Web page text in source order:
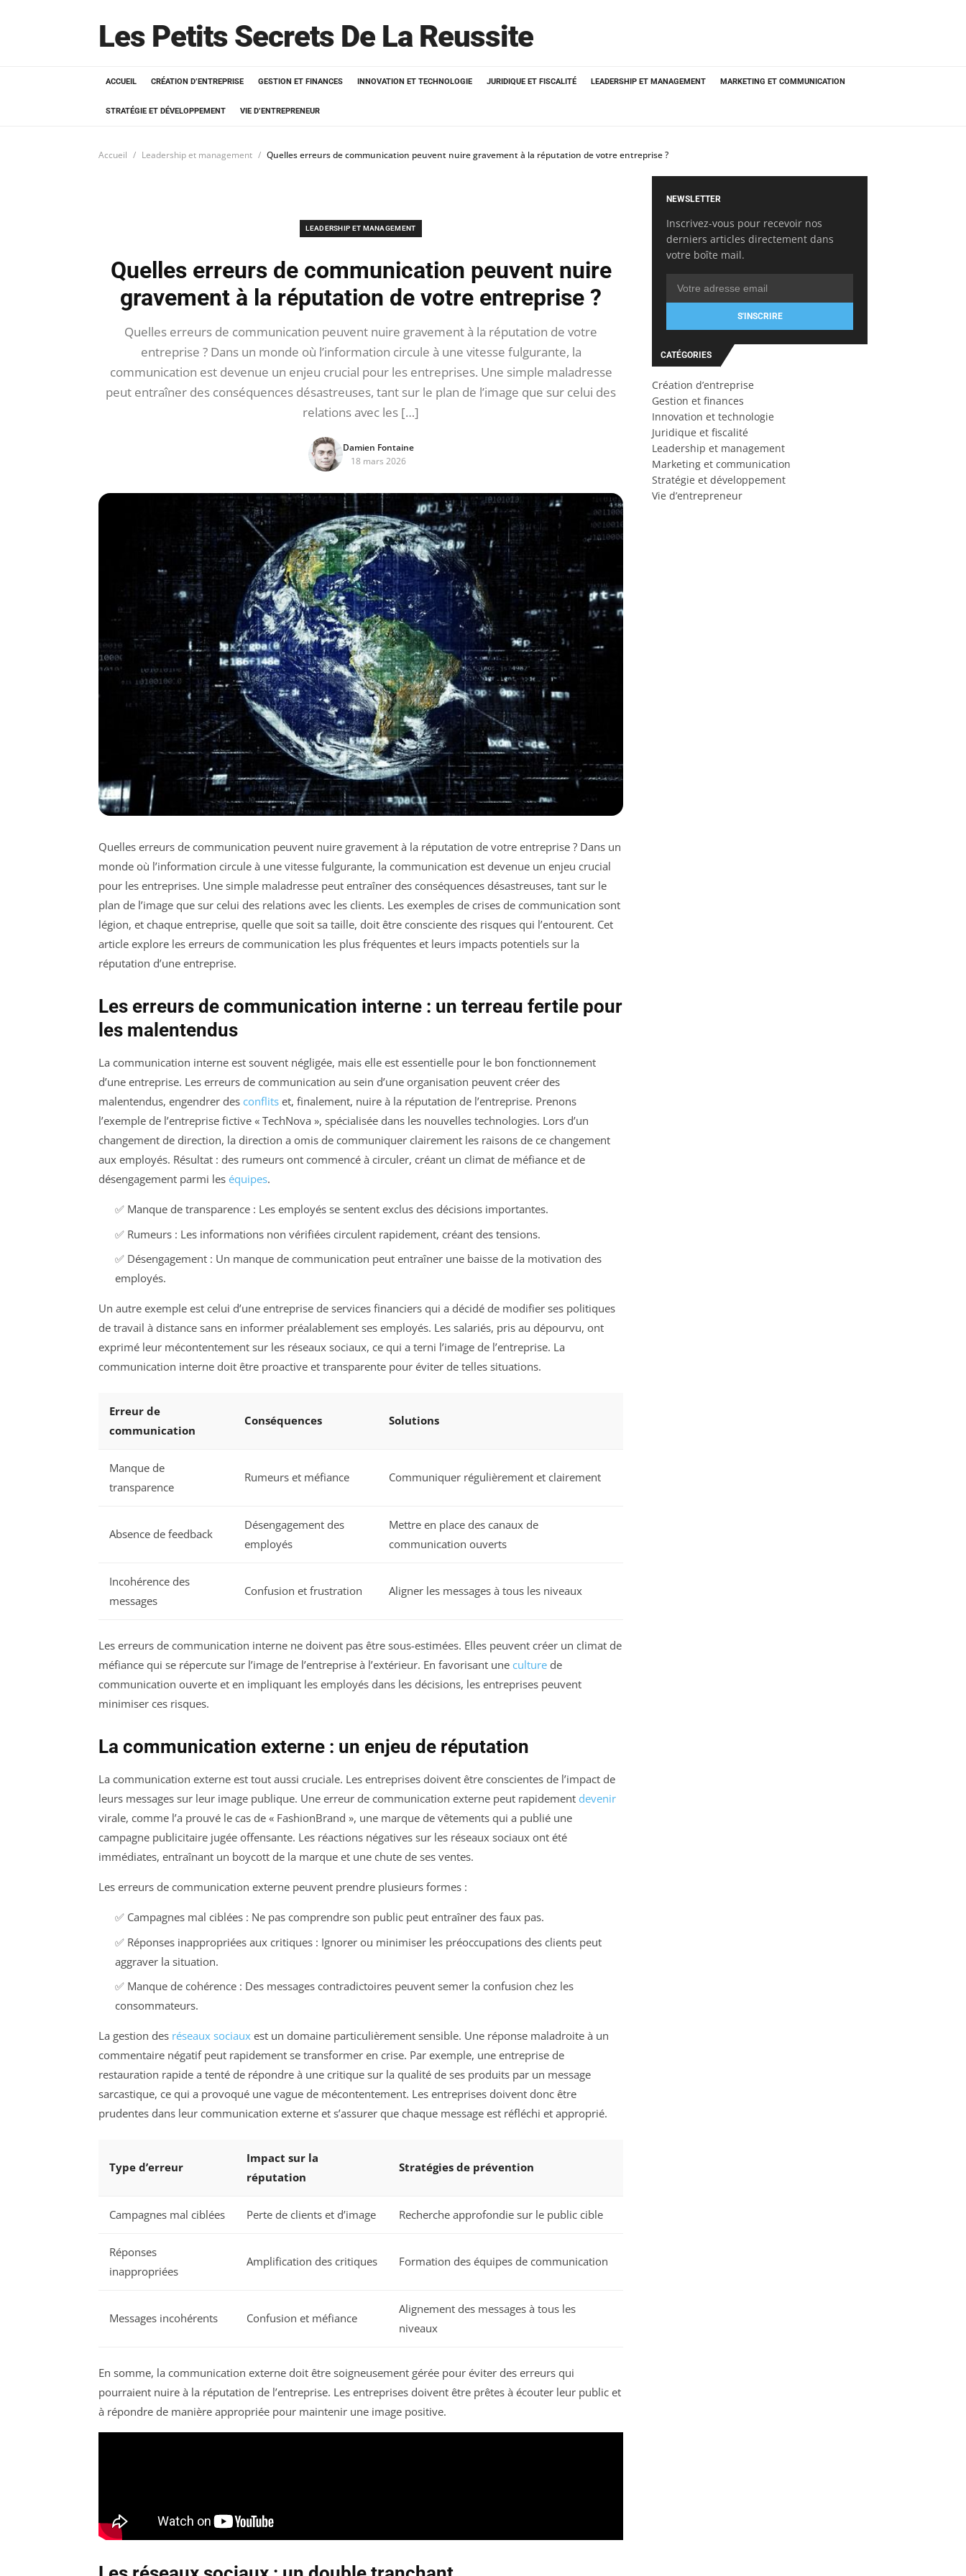
Les Petits Secrets De La Reussite
ACCUEIL CRÉATION D’ENTREPRISE GESTION ET FINANCES INNOVATION ET TECHNOLOGIE JURIDIQUE ET FISCALITÉ LEADERSHIP ET MANAGEMENT MARKETING ET COMMUNICATION
STRATÉGIE ET DÉVELOPPEMENT VIE D’ENTREPRENEUR
Accueil Leadership et management Quelles erreurs de communication peuvent nuire gravement à la réputation de votre entreprise ?
LEADERSHIP ET MANAGEMENT
Quelles erreurs de communication peuvent nuire
gravement à la réputation de votre entreprise ?
Quelles erreurs de communication peuvent nuire gravement à la réputation de votre
entreprise ? Dans un monde où l’information circule à une vitesse fulgurante, la
communication est devenue un enjeu crucial pour les entreprises. Une simple maladresse
peut entraîner des conséquences désastreuses, tant sur le plan de l’image que sur celui des
relations avec les […]
Damien Fontaine
18 mars 2026
Quelles erreurs de communication peuvent nuire gravement à la réputation de votre entreprise ? Dans un
monde où l’information circule à une vitesse fulgurante, la communication est devenue un enjeu crucial
pour les entreprises. Une simple maladresse peut entraîner des conséquences désastreuses, tant sur le
plan de l’image que sur celui des relations avec les clients. Les exemples de crises de communication sont
légion, et chaque entreprise, quelle que soit sa taille, doit être consciente des risques qui l’entourent. Cet
article explore les erreurs de communication les plus fréquentes et leurs impacts potentiels sur la
réputation d’une entreprise.
Les erreurs de communication interne : un terreau fertile pour
les malentendus
La communication interne est souvent négligée, mais elle est essentielle pour le bon fonctionnement
d’une entreprise. Les erreurs de communication au sein d’une organisation peuvent créer des
malentendus, engendrer des conflits et, finalement, nuire à la réputation de l’entreprise. Prenons
l’exemple de l’entreprise fictive « TechNova », spécialisée dans les nouvelles technologies. Lors d’un
changement de direction, la direction a omis de communiquer clairement les raisons de ce changement
aux employés. Résultat : des rumeurs ont commencé à circuler, créant un climat de méfiance et de
désengagement parmi les équipes.
✅ Manque de transparence : Les employés se sentent exclus des décisions importantes.
✅ Rumeurs : Les informations non vérifiées circulent rapidement, créant des tensions.
✅ Désengagement : Un manque de communication peut entraîner une baisse de la motivation des
employés.
Un autre exemple est celui d’une entreprise de services financiers qui a décidé de modifier ses politiques
de travail à distance sans en informer préalablement ses employés. Les salariés, pris au dépourvu, ont
exprimé leur mécontentement sur les réseaux sociaux, ce qui a terni l’image de l’entreprise. La
communication interne doit être proactive et transparente pour éviter de telles situations.
Erreur de
communication
Conséquences Solutions
Manque de
transparence
Rumeurs et méfiance Communiquer régulièrement et clairement
Absence de feedback
Désengagement des
employés
Mettre en place des canaux de
communication ouverts
Incohérence des
messages
Confusion et frustration Aligner les messages à tous les niveaux
Les erreurs de communication interne ne doivent pas être sous-estimées. Elles peuvent créer un climat de
méfiance qui se répercute sur l’image de l’entreprise à l’extérieur. En favorisant une culture de
communication ouverte et en impliquant les employés dans les décisions, les entreprises peuvent
minimiser ces risques.
La communication externe : un enjeu de réputation
La communication externe est tout aussi cruciale. Les entreprises doivent être conscientes de l’impact de
leurs messages sur leur image publique. Une erreur de communication externe peut rapidement devenir
virale, comme l’a prouvé le cas de « FashionBrand », une marque de vêtements qui a publié une
campagne publicitaire jugée offensante. Les réactions négatives sur les réseaux sociaux ont été
immédiates, entraînant un boycott de la marque et une chute de ses ventes.
Les erreurs de communication externe peuvent prendre plusieurs formes :
✅ Campagnes mal ciblées : Ne pas comprendre son public peut entraîner des faux pas.
✅ Réponses inappropriées aux critiques : Ignorer ou minimiser les préoccupations des clients peut
aggraver la situation.
✅ Manque de cohérence : Des messages contradictoires peuvent semer la confusion chez les
consommateurs.
La gestion des réseaux sociaux est un domaine particulièrement sensible. Une réponse maladroite à un
commentaire négatif peut rapidement se transformer en crise. Par exemple, une entreprise de
restauration rapide a tenté de répondre à une critique sur la qualité de ses produits par un message
sarcastique, ce qui a provoqué une vague de mécontentement. Les entreprises doivent donc être
prudentes dans leur communication externe et s’assurer que chaque message est réfléchi et approprié.
Type d’erreur
Impact sur la
réputation
Stratégies de prévention
Campagnes mal ciblées Perte de clients et d’image Recherche approfondie sur le public cible
Réponses
inappropriées
Amplification des critiques Formation des équipes de communication
Messages incohérents Confusion et méfiance
Alignement des messages à tous les
niveaux
En somme, la communication externe doit être soigneusement gérée pour éviter des erreurs qui
pourraient nuire à la réputation de l’entreprise. Les entreprises doivent être prêtes à écouter leur public et
à répondre de manière appropriée pour maintenir une image positive.
NEWSLETTER
Inscrivez-vous pour recevoir nos
derniers articles directement dans
votre boîte mail.
S'INSCRIRE
CATÉGORIES
Création d’entreprise
Gestion et finances
Innovation et technologie
Juridique et fiscalité
Leadership et management
Marketing et communication
Stratégie et développement
Vie d’entrepreneur